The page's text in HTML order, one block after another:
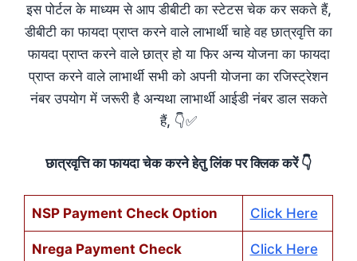
इस पोर्टल के माध्यम से आप डीबीटी का स्टेटस चेक कर सकते हैं,
डीबीटी का फायदा प्राप्त करने वाले लाभार्थी चाहे वह छात्रवृत्ति का
फायदा प्राप्त करने वाले छात्र हो या फिर अन्य योजना का फायदा
प्राप्त करने वाले लाभार्थी सभी को अपनी योजना का रजिस्ट्रेशन
नंबर उपयोग में जरूरी है अन्यथा लाभार्थी आईडी नंबर डाल सकते
हैं, 👇✅
छात्रवृत्ति का फायदा चेक करने हेतु लिंक पर क्लिक करें 👇
NSP Payment Check Option Click Here
Nrega Payment Check Click Here